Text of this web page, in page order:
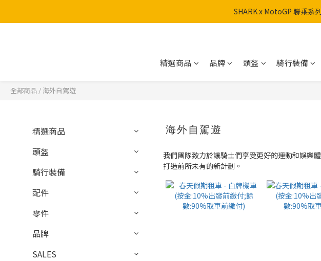
SHARK x MotoGP 聯乘系
SHARK x MotoGP 聯乘系
香港
精選商品 品牌 頭盔 騎行裝備
全部商品 / 海外自駕遊
精選商品
頭盔
騎行裝備
配件
零件
品牌
SALES
海外自駕遊
我們團隊致力於讓騎士們享受更好的運動和娛樂
打造前所未有的新計劃。